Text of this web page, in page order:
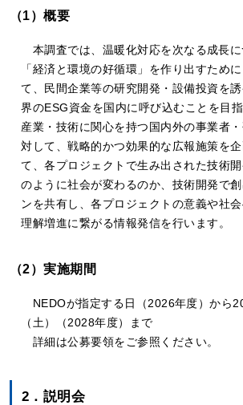
（1）概要
本調査では、温暖化対応を次なる成長
「経済と環境の好循環」を作り出すため
て、民間企業等の研究開発・設備投資を
界のESG資金を国内に呼び込むことを目
産業・技術に関心を持つ国内外の事業者
対して、戦略的かつ効果的な広報施策を
て、各プロジェクトで生み出された技術
のように社会が変わるのか、技術開発で
ンを共有し、各プロジェクトの意義や社
理解増進に繋がる情報発信を行います。
（2）実施期間
NEDOが指定する日（2026年度）から
（土）（2028年度）まで
詳細は公募要領をご参照ください。
2．説明会